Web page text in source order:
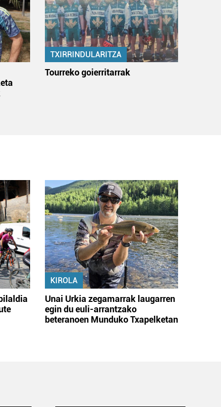
TXIRRINDULARITZA
Tourreko goierritarrak
KIROLA
Unai Urkia zegamarrak laugarren
egin du euli-arrantzako
beteranoen Munduko Txapelketan